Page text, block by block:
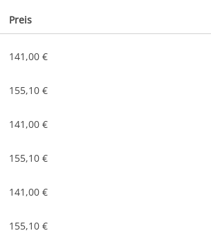
Preis
141,00 €
155,10 €
141,00 €
155,10 €
141,00 €
155,10 €